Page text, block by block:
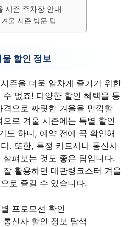
시즌 주차장 안내
울 시즌 방문 팁
할인 정보
즌을 더욱 알차게 즐기기 위한
수 없죠! 다양한 할인 혜택을 통
격으로 짜릿한 겨울을 만끽할
로 겨울 시즌에는 특별 할인
도 하니, 예약 전에 꼭 확인해
. 또한, 특정 카드사나 통신사
펴보는 것도 좋은 팁입니다.
잘 활용하면 대관령코스터 겨울
로 즐길 수 있습니다.
프로모션 확인
통신사 할인 정보 탐색